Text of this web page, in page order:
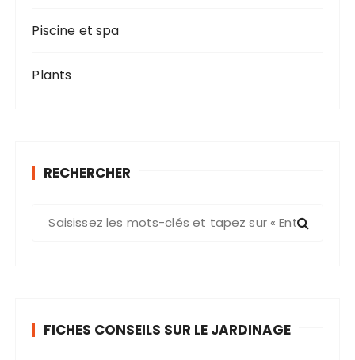
Piscine et spa
Plants
RECHERCHER
FICHES CONSEILS SUR LE JARDINAGE